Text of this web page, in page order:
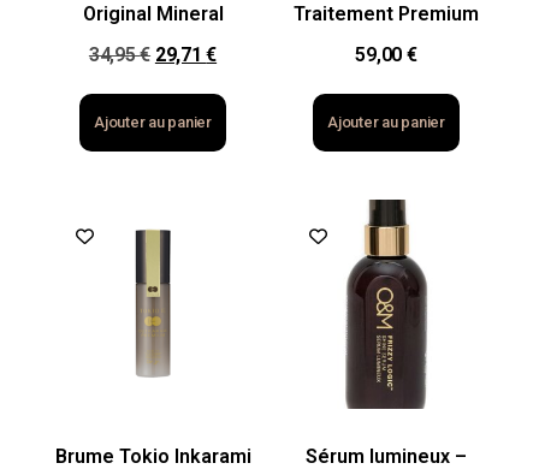
Original Mineral
34,95€ 29,71€
Ajouter au panier
Traitement Premium
59,00 €
Ajouter au panier
Brume Tokio Inkarami
Sérum lumineux –